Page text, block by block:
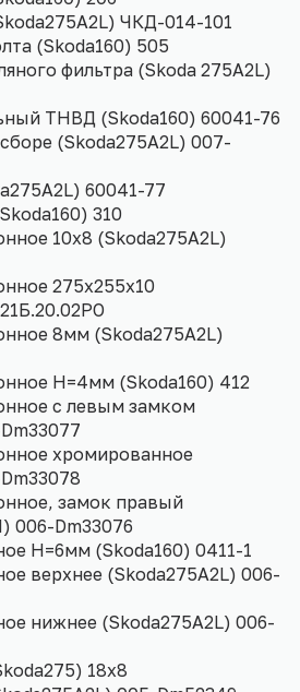
ЧКД-014-101
(Skoda160) 505
фильтра (Skoda 275A2L)
ТНВД (Skoda160) 60041-76
(Skoda275A2L) 007-
60041-77
310
10х8 (Skoda275A2L)
275х255х10
8мм (Skoda275A2L)
H=4мм (Skoda160) 412
с левым замком
хромированное
замок правый
006-Dm33076
H=6мм (Skoda160) 0411-1
верхнее (Skoda275A2L) 006-
нижнее (Skoda275A2L) 006-
18х8